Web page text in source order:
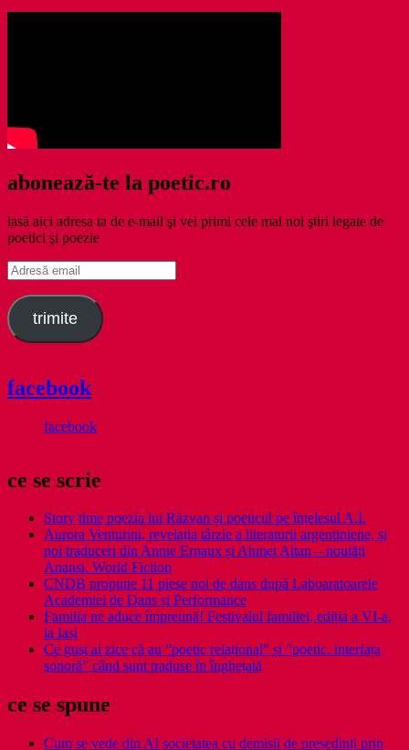
abonează-te la poetic.ro
lasă aici adresa ta de e-mail şi vei primi cele mai noi ştiri legate de
poetici şi poezie
Adresă
email
trimite
facebook
facebook
ce se scrie
Story time poezia lui Răzvan și poeticul pe înțelesul A.I.
Aurora Venturini, revelația târzie a literaturii argentiniene, și
noi traduceri din Annie Ernaux și Ahmet Altan – noutăți
Anansi. World Fiction
CNDB propune 11 piese noi de dans după Laboaratoarele
Academiei de Dans și Performance
Familia ne aduce împreună! Festivalul familiei, ediția a VI-a,
la Iași
Ce gust ai zice că au ”poetic relațional” și ”poetic. interfața
sonoră” când sunt traduse în înghețată
ce se spune
Cum se vede din AI societatea cu demisii de președinți prin